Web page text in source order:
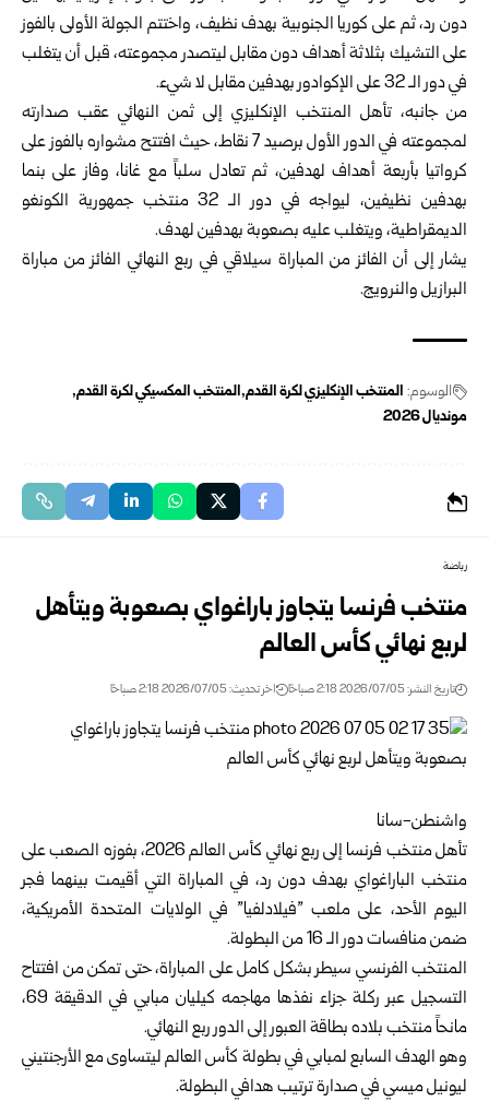
دون رد، ثم على كوريا الجنوبية بهدف نظيف، ‏واختتم الجولة الأولى بالفوز
على التشيك بثلاثة أهداف دون مقابل ‏ليتصدر مجموعته، قبل أن يتغلب
في دور الـ 32 على الإكوادور ‏بهدفين مقابل لا شيء‎.‎
من جانبه، تأهل المنتخب الإنكليزي إلى ثمن النهائي عقب صدارته
‏لمجموعته في الدور الأول برصيد 7 نقاط، حيث افتتح مشواره ‏بالفوز على
كرواتيا بأربعة أهداف لهدفين، ثم تعادل سلباً مع غانا، ‏وفاز على بنما
بهدفين نظيفين، ليواجه في دور الـ 32 منتخب ‏جمهورية الكونغو
الديمقراطية، ويتغلب عليه بصعوبة بهدفين لهدف‎.‎
يشار إلى أن الفائز من المباراة سيلاقي في ربع النهائي الفائز من ‏مباراة
البرازيل والنرويج‎.‎
الوسوم: المنتخب الإنكليزي لكرة القدم المنتخب المكسيكي لكرة القدم
مونديال 2026
رياضة
منتخب فرنسا يتجاوز باراغواي بصعوبة ويتأهل
لربع نهائي كأس العالم
تاريخ النشر: 2026/07/05 2:18 صباحًا اخر تحديث: 2026/07/05 2:18 صباحًا
واشنطن-سانا‏
تأهل منتخب فرنسا إلى ربع نهائي كأس العالم 2026، بفوزه الصعب على
منتخب ‏الباراغواي بهدف دون رد، في المباراة التي أقيمت بينهما فجر
اليوم الأحد، على ملعب ‌‏”فيلادلفيا” في الولايات المتحدة الأمريكية،
ضمن منافسات دور الـ 16 من البطولة.‏
المنتخب الفرنسي سيطر بشكل كامل على المباراة، حتى تمكن من افتتاح
التسجيل عبر ‏ركلة جزاء نفذها مهاجمه كيليان مبابي في الدقيقة 69،
مانحاً منتخب بلاده بطاقة العبور ‏إلى الدور ربع النهائي.‏
وهو الهدف السابع لمبابي في بطولة كأس العالم ليتساوى مع الأرجنتيني
ليونيل ميسي في ‏صدارة ترتيب هدافي البطولة.‏